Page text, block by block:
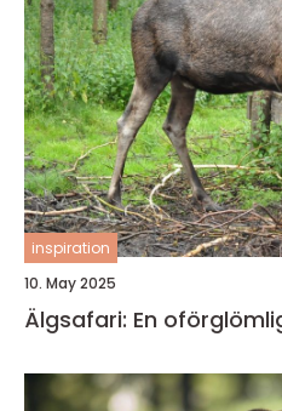
inspiration
10. May 2025
Älgsafari: En